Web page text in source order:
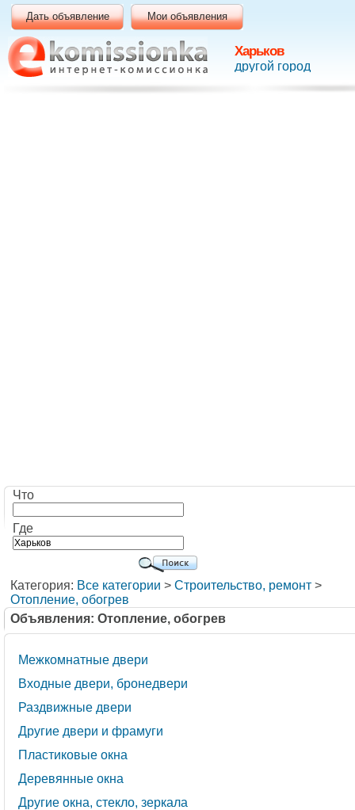
Харьков
другой город
Дать объявление Мои объявления
Что
Где
Категория: Все категории > Строительство, ремонт >
Отопление, обогрев
Объявления: Отопление, обогрев
Межкомнатные двери
Входные двери, бронедвери
Раздвижные двери
Другие двери и фрамуги
Пластиковые окна
Деревянные окна
Другие окна, стекло, зеркала